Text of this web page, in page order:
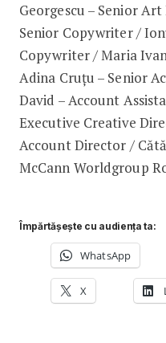
Georgescu – Senior
Senior Copywriter /
Copywriter / Maria
Adina Cruțu – Senior
David – Account
Executive Creative
Account Director /
McCann Worldgroup
Împărtășește cu audiența ta:
WhatsApp
X